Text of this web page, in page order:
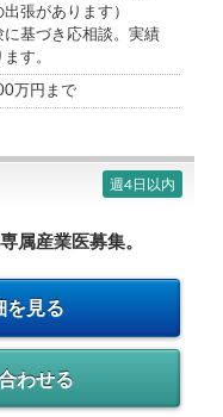
張があります）
に基づき応相談。実績
す。
万円まで
週4日以内
属産業医募集。
を見る
わせる